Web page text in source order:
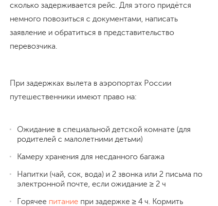
сколько задерживается рейс. Для этого придётся
немного повозиться с документами, написать
заявление и обратиться в представительство
перевозчика.
При задержках вылета в аэропортах России
путешественники имеют право на:
Ожидание в специальной детской комнате (для
родителей с малолетними детьми)
Камеру хранения для несданного багажа
Напитки (чай, сок, вода) и 2 звонка или 2 письма по
электронной почте, если ожидание ≥ 2 ч
Горячее питание при задержке ≥ 4 ч. Кормить